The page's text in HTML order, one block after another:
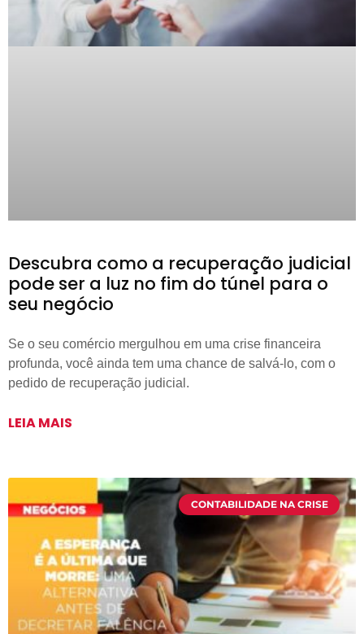
Descubra como a recuperação judicial
pode ser a luz no fim do túnel para o
seu negócio
Se o seu comércio mergulhou em uma crise financeira
profunda, você ainda tem uma chance de salvá-lo, com o
pedido de recuperação judicial.
LEIA MAIS
CONTABILIDADE NA CRISE